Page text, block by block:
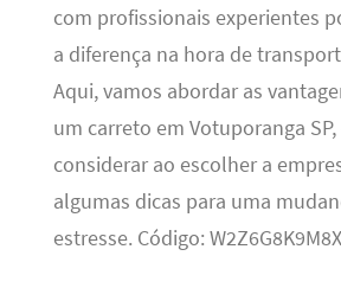
com profissionais experientes
a diferença na hora de
Aqui, vamos abordar as
um carreto em Votuporanga
considerar ao escolher a
algumas dicas para uma
estresse. Código: